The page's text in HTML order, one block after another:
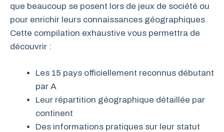
que beaucoup se posent lors de jeux de société ou
pour enrichir leurs connaissances géographiques.
Cette compilation exhaustive vous permettra de
découvrir :
Les 15 pays officiellement reconnus débutant
par A
Leur répartition géographique détaillée par
continent
Des informations pratiques sur leur statut